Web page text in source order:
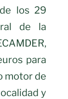
los 29
de la
para
motor de
y